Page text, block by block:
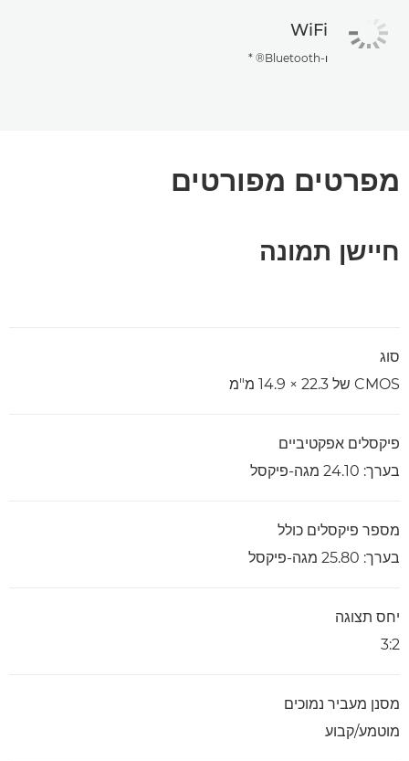
WiFi
ו-Bluetooth® *
מפרטים מפורטים
חיישן תמונה
סוג
CMOS של 22.3 ×‏ 14.9 מ"מ
פיקסלים אפקטיביים
בערך: 24.10 מגה-פיקסל
מספר פיקסלים כולל
בערך: 25.80 מגה-פיקסל
יחס תצוגה
3:2
מסנן מעביר נמוכים
מוטמע/קבוע